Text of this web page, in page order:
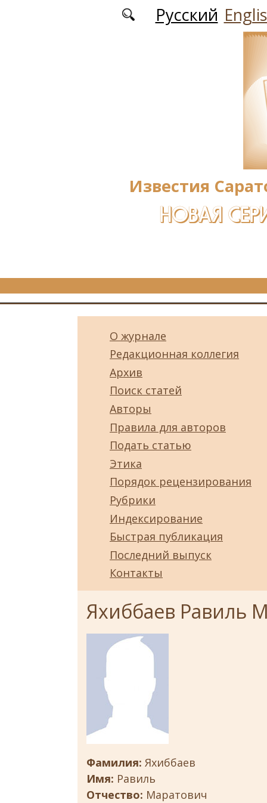
Перейти к основному содержаниюРусский
Известия
НОВАЯ
О журнале
Редакционная коллегия
Архив
Поиск статей
Авторы
Правила для авторов
Подать статью
Этика
Порядок рецензирования
Рубрики
Индексирование
Быстрая публикация
Последний выпуск
Контакты
Яхиббаев Равиль
Фамилия: Яхиббаев
Имя: Равиль
Отчество: Маратович